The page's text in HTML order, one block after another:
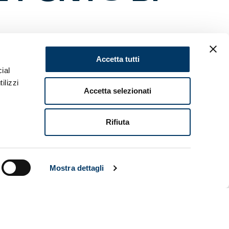
Mostra dettagli
Accetta tutti
Accetta selezionati
Rifiuta
della
poco
a
dalla